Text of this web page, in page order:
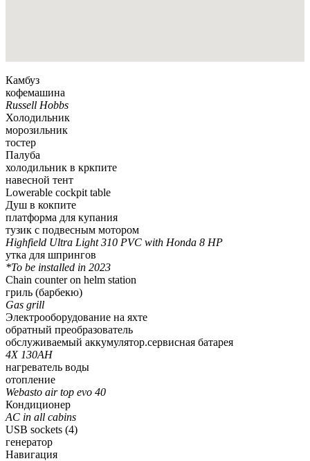
Камбуз
кофемашина
Russell Hobbs
Холодильник
морозильник
тостер
Палуба
холодильник в кркпите
навесной тент
Lowerable cockpit table
Душ в кокпите
платформа для купания
тузик с подвесным мотором
Highfield Ultra Light 310 PVC with Honda 8 HP
утка для шпрингов
*To be installed in 2023
Chain counter on helm station
гриль (барбекю)
Gas grill
Электрооборудование на яхте
обратный преобразователь
обслуживаемый аккумулятор.сервисная батарея
4X 130AH
нагреватель воды
отопление
Webasto air top evo 40
Кондиционер
AC in all cabins
USB sockets (4)
генератор
Навигация